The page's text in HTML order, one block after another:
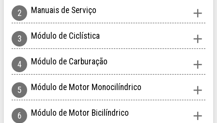
Manuais de Serviço
Módulo de Ciclística
Módulo de Carburação
Módulo de Motor Monocilíndrico
Módulo de Motor Bicilíndrico